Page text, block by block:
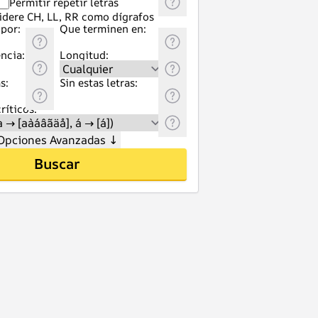
CH, LL, RR como dígrafos
Que terminen en:
Longitud:
Sin estas letras:
Avanzadas ↓
Buscar